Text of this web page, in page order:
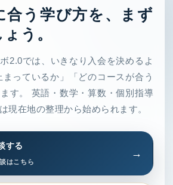
合う学び方を、まず
う。
2.0では、いきなり入会を決めるよ
まっているか」「どのコースが合う
す。 英語・数学・算数・個別指導
現在地の整理から始められます。
する
はこちら